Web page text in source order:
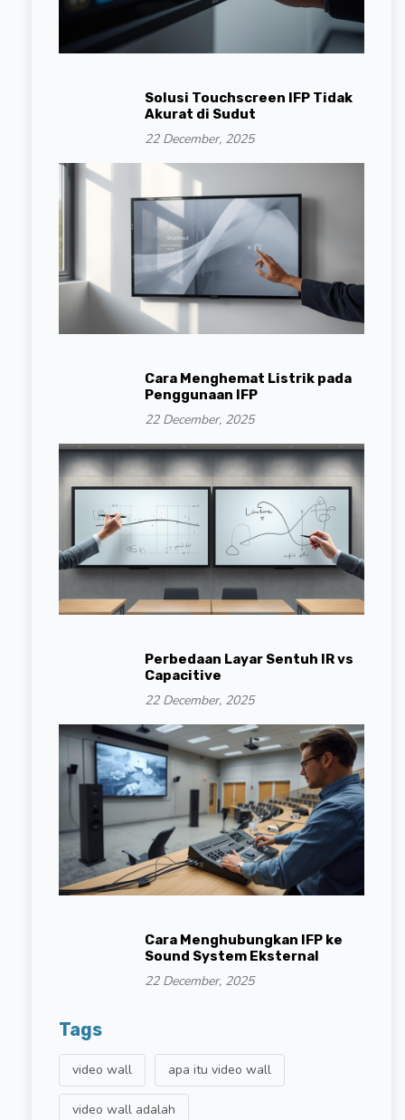
Solusi Touchscreen IFP Tidak
Akurat di Sudut
22 December, 2025
Cara Menghemat Listrik pada
Penggunaan IFP
22 December, 2025
Perbedaan Layar Sentuh IR vs
Capacitive
22 December, 2025
Cara Menghubungkan IFP ke
Sound System Eksternal
22 December, 2025
Tags
video wall apa itu video wall
video wall adalah